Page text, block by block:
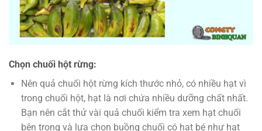
Chọn chuối hột rừng:
Nên quả chuối hột rừng kích thước nhỏ, có nhiều hạt vì
trong chuối hột, hạt là nơi chứa nhiều dưỡng chất nhất.
Bạn nên cắt thử vài quả chuối kiểm tra xem hạt chuối
bên trong và lựa chọn buồng chuối có hạt bé như hạt